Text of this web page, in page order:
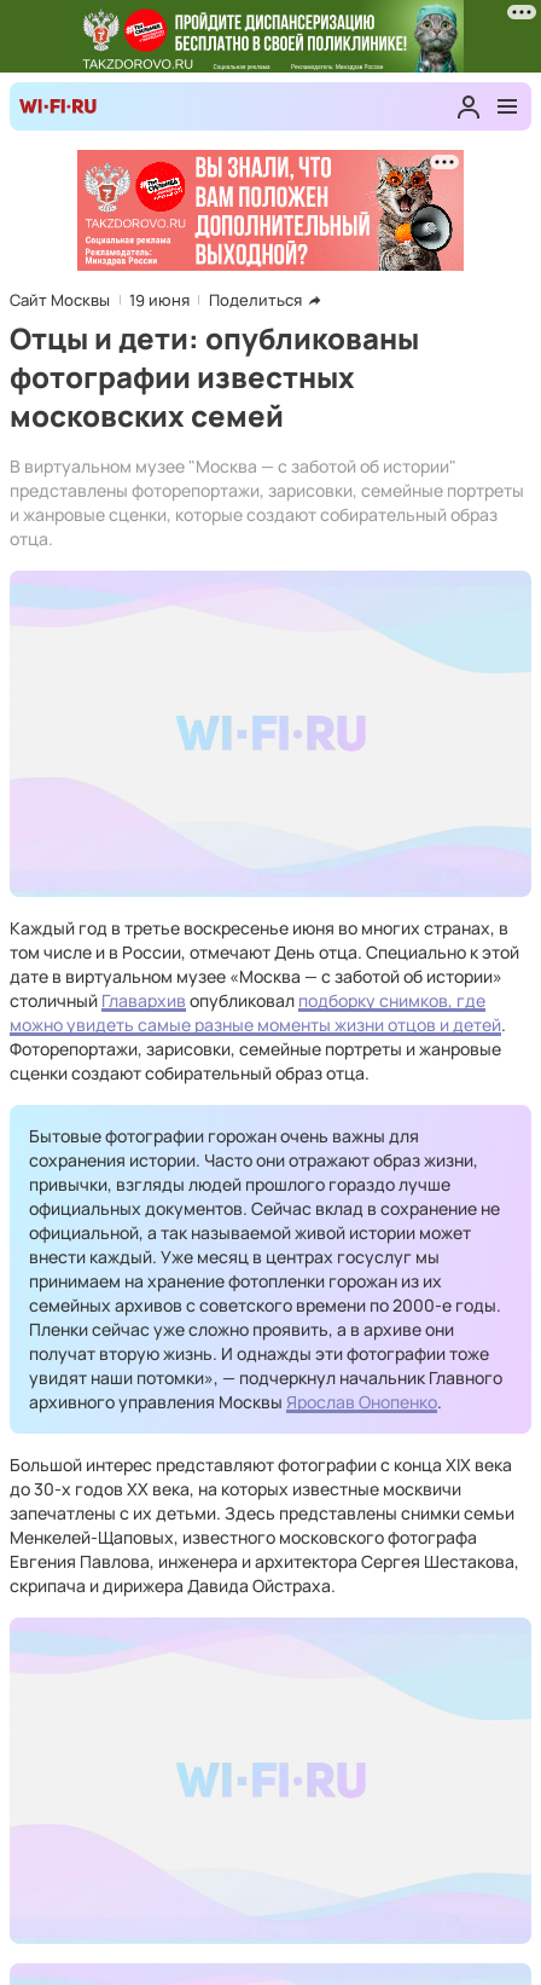
Сайт Москвы 19 июня Поделиться
Отцы и дети: опубликованы
фотографии известных
московских семей
В виртуальном музее "Москва — с заботой об истории"
представлены фоторепортажи, зарисовки, семейные портреты
и жанровые сценки, которые создают собирательный образ
отца.
Каждый год в третье воскресенье июня во многих странах, в
том числе и в России, отмечают День отца. Специально к этой
дате в виртуальном музее «Москва — с заботой об истории»
столичный Главархив опубликовал подборку снимков, где
можно увидеть самые разные моменты жизни отцов и детей.
Фоторепортажи, зарисовки, семейные портреты и жанровые
сценки создают собирательный образ отца.
Бытовые фотографии горожан очень важны для
сохранения истории. Часто они отражают образ жизни,
привычки, взгляды людей прошлого гораздо лучше
официальных документов. Сейчас вклад в сохранение не
официальной, а так называемой живой истории может
внести каждый. Уже месяц в центрах госуслуг мы
принимаем на хранение фотопленки горожан из их
семейных архивов с советского времени по 2000-е годы.
Пленки сейчас уже сложно проявить, а в архиве они
получат вторую жизнь. И однажды эти фотографии тоже
увидят наши потомки», — подчеркнул начальник Главного
архивного управления Москвы Ярослав Онопенко.
Большой интерес представляют фотографии с конца XIX века
до 30-х годов XX века, на которых известные москвичи
запечатлены с их детьми. Здесь представлены снимки семьи
Менкелей-Щаповых, известного московского фотографа
Евгения Павлова, инженера и архитектора Сергея Шестакова,
скрипача и дирижера Давида Ойстраха.